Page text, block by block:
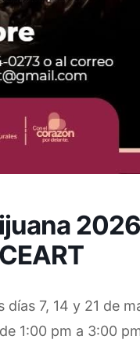
días 7, 14 y 21 de
1:00 pm a 3:00